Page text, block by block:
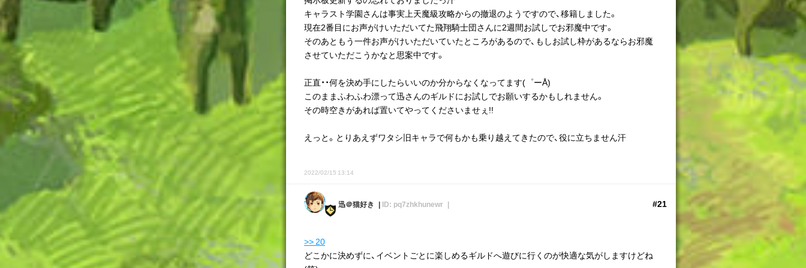
キャラスト学園さんは事実上天魔級攻略からの撤退のようですので、移籍しました。
現在2番目にお声がけいただいてた飛翔騎士団さんに2週間お試しでお邪魔中です。
そのあともう一件お声がけいただいていたところがあるので、もしお試し枠があるならお邪魔
させていただこうかなと思案中です。
正直・・何を決め手にしたらいいのか分からなくなってます(゜ーÅ)
このままふわふわ漂って迅さんのギルドにお試しでお願いするかもしれません。
その時空きがあれば置いてやってくださいませぇ!!
えっと。とりあえずワタシ旧キャラで何もかも乗り越えてきたので、役に立ちません汗
2022/02/15 13:14
迅＠猫好き ID: pq7zhkhunewr #21
>> 20
どこかに決めずに、イベントごとに楽しめるギルドへ遊びに行くのが快適な気がしますけどね